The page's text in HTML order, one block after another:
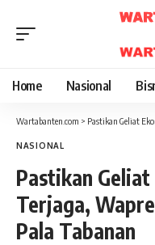
Home Nasional
Wartabanten.com > Pastikan Geliat
NASIONAL
Pastikan
Terjaga,
Pala Tabanan